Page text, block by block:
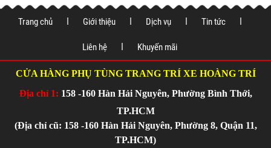
Trang chủ Giới thiệu Dịch vụ Tin tức
Liên hệ Khuyến mãi
CỬA HÀNG PHỤ TÙNG TRANG TRÍ XE HOÀNG TRÍ
Địa chỉ 1: 158 -160 Hàn Hải Nguyên, Phường Bình Thới,
TP.HCM
(Địa chỉ cũ: 158 -160 Hàn Hải Nguyên, Phường 8, Quận 11,
TP.HCM)